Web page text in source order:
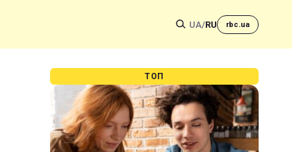
UA/RU rbc.ua
ТОП